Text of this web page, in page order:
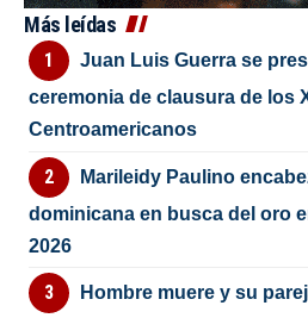
Más leídas
Juan Luis Guerra se
ceremonia de clausura de los
Centroamericanos
Marileidy Paulino
dominicana en busca del oro
2026
Hombre muere y su